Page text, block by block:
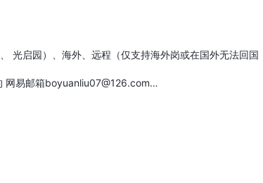
光启园）、海外、远程（仅支持海外岗或在国外无法回国
网易邮箱boyuanliu07@126.com…